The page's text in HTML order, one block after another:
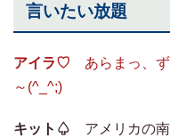
言いたい放題
アイラ♡ あらまっ、ず
～(^_^;)
キット♤ アメリカの南